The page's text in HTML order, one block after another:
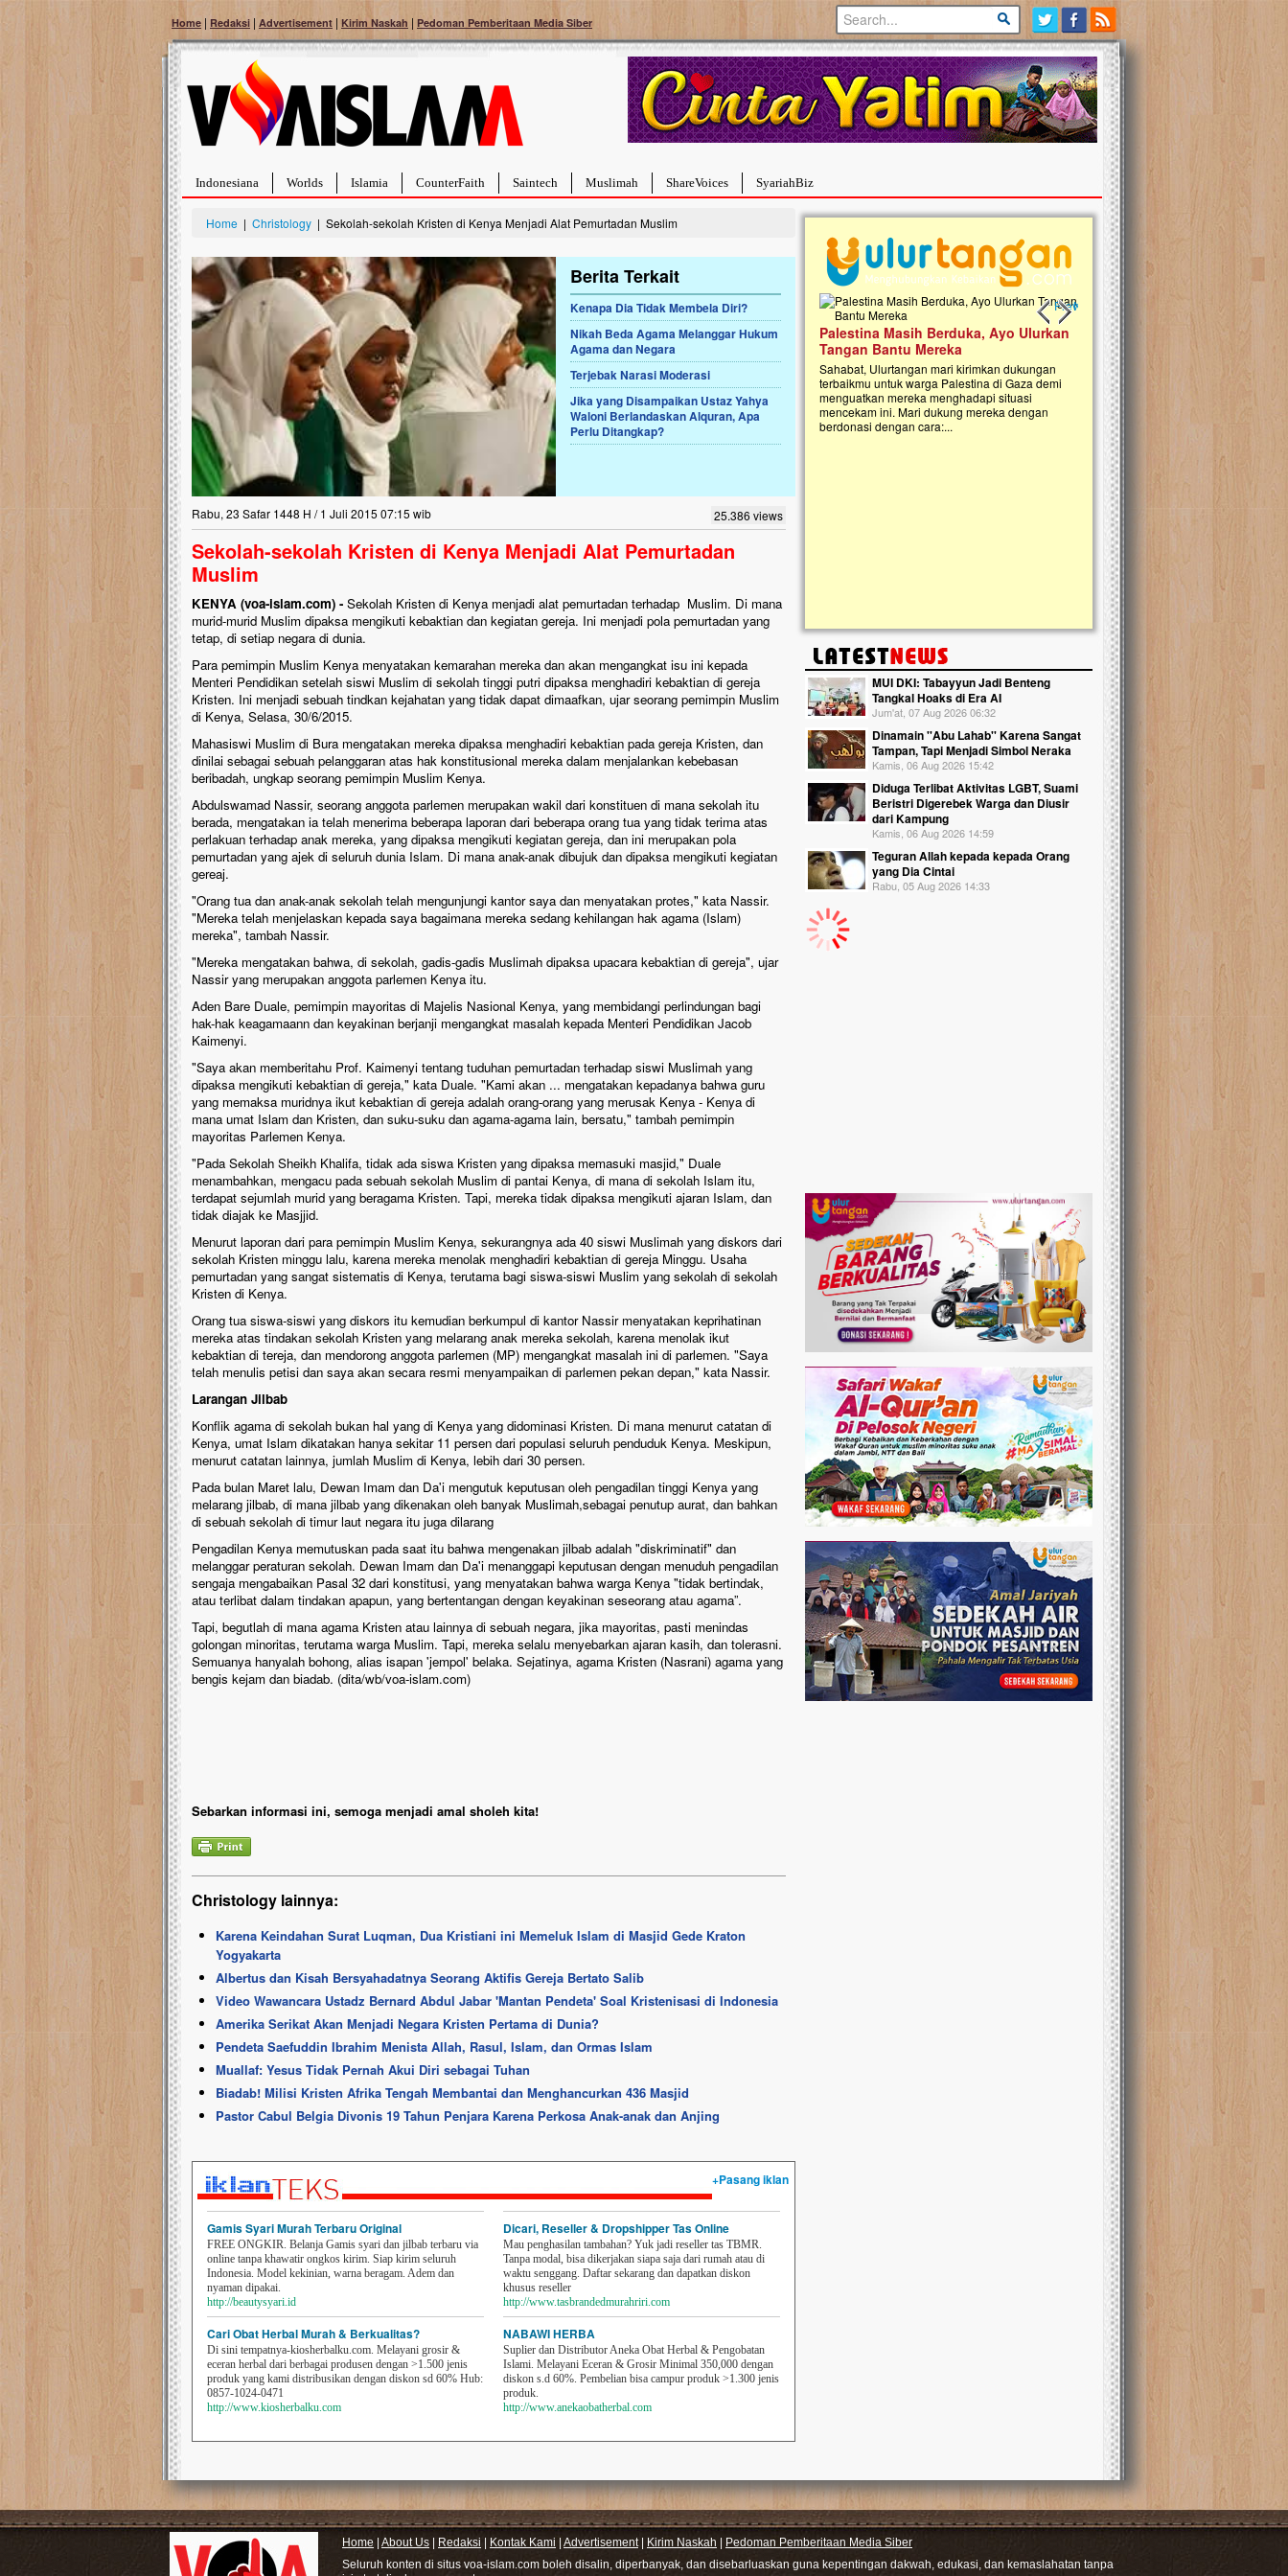
Home | Redaksi | Advertisement | Kirim Naskah | Pedoman Pemberitaan Media Siber
Indonesiana Worlds Islamia CounterFaith Saintech Muslimah ShareVoices SyariahBiz
Home | Christology | Sekolah-sekolah Kristen di Kenya Menjadi Alat Pemurtadan Muslim
Berita Terkait
Kenapa Dia Tidak Membela Diri?
Nikah Beda Agama Melanggar Hukum
Agama dan Negara
Terjebak Narasi Moderasi
Jika yang Disampaikan Ustaz Yahya
Waloni Berlandaskan Alquran, Apa
Perlu Ditangkap?
Rabu, 23 Safar 1448 H / 1 Juli 2015 07:15 wib 25.386 views
Sekolah-sekolah Kristen di Kenya Menjadi Alat Pemurtadan
Muslim
KENYA (voa-islam.com) - Sekolah Kristen di Kenya menjadi alat pemurtadan terhadap Muslim. Di mana
murid-murid Muslim dipaksa mengikuti kebaktian dan kegiatan gereja. Ini menjadi pola pemurtadan yang
tetap, di setiap negara di dunia.
Para pemimpin Muslim Kenya menyatakan kemarahan mereka dan akan mengangkat isu ini kepada
Menteri Pendidikan setelah siswi Muslim di sekolah tinggi putri dipaksa menghadiri kebaktian di gereja
Kristen. Ini menjadi sebuah tindkan kejahatan yang tidak dapat dimaafkan, ujar seorang pemimpin Muslim
di Kenya, Selasa, 30/6/2015.
Mahasiswi Muslim di Bura mengatakan mereka dipaksa menghadiri kebaktian pada gereja Kristen, dan
dinilai sebagai sebuah pelanggaran atas hak konstitusional mereka dalam menjalankan kebebasan
beribadah, ungkap seorang pemimpin Muslim Kenya.
Abdulswamad Nassir, seorang anggota parlemen merupakan wakil dari konstituen di mana sekolah itu
berada, mengatakan ia telah menerima beberapa laporan dari beberapa orang tua yang tidak terima atas
perlakuan terhadap anak mereka, yang dipaksa mengikuti kegiatan gereja, dan ini merupakan pola
pemurtadan yang ajek di seluruh dunia Islam. Di mana anak-anak dibujuk dan dipaksa mengikuti kegiatan
gereaj.
"Orang tua dan anak-anak sekolah telah mengunjungi kantor saya dan menyatakan protes," kata Nassir.
"Mereka telah menjelaskan kepada saya bagaimana mereka sedang kehilangan hak agama (Islam)
mereka", tambah Nassir.
"Mereka mengatakan bahwa, di sekolah, gadis-gadis Muslimah dipaksa upacara kebaktian di gereja", ujar
Nassir yang merupakan anggota parlemen Kenya itu.
Aden Bare Duale, pemimpin mayoritas di Majelis Nasional Kenya, yang membidangi perlindungan bagi
hak-hak keagamaann dan keyakinan berjanji mengangkat masalah kepada Menteri Pendidikan Jacob
Kaimenyi.
"Saya akan memberitahu Prof. Kaimenyi tentang tuduhan pemurtadan terhadap siswi Muslimah yang
dipaksa mengikuti kebaktian di gereja," kata Duale. "Kami akan ... mengatakan kepadanya bahwa guru
yang memaksa muridnya ikut kebaktian di gereja adalah orang-orang yang merusak Kenya - Kenya di
mana umat Islam dan Kristen, dan suku-suku dan agama-agama lain, bersatu," tambah pemimpin
mayoritas Parlemen Kenya.
"Pada Sekolah Sheikh Khalifa, tidak ada siswa Kristen yang dipaksa memasuki masjid," Duale
menambahkan, mengacu pada sebuah sekolah Muslim di pantai Kenya, di mana di sekolah Islam itu,
terdapat sejumlah murid yang beragama Kristen. Tapi, mereka tidak dipaksa mengikuti ajaran Islam, dan
tidak diajak ke Masjjid.
Menurut laporan dari para pemimpin Muslim Kenya, sekurangnya ada 40 siswi Muslimah yang diskors dari
sekolah Kristen minggu lalu, karena mereka menolak menghadiri kebaktian di gereja Minggu. Usaha
pemurtadan yang sangat sistematis di Kenya, terutama bagi siswa-siswi Muslim yang sekolah di sekolah
Kristen di Kenya.
Orang tua siswa-siswi yang diskors itu kemudian berkumpul di kantor Nassir menyatakan keprihatinan
mereka atas tindakan sekolah Kristen yang melarang anak mereka sekolah, karena menolak ikut
kebaktian di tereja, dan mendorong anggota parlemen (MP) mengangkat masalah ini di parlemen. "Saya
telah menulis petisi dan saya akan secara resmi menyampaikan di parlemen pekan depan," kata Nassir.
Larangan Jilbab
Konflik agama di sekolah bukan hal yang di Kenya yang didominasi Kristen. Di mana menurut catatan di
Kenya, umat Islam dikatakan hanya sekitar 11 persen dari populasi seluruh penduduk Kenya. Meskipun,
menurut catatan lainnya, jumlah Muslim di Kenya, lebih dari 30 persen.
Pada bulan Maret lalu, Dewan Imam dan Da'i mengutuk keputusan oleh pengadilan tinggi Kenya yang
melarang jilbab, di mana jilbab yang dikenakan oleh banyak Muslimah,sebagai penutup aurat, dan bahkan
di sebuah sekolah di timur laut negara itu juga dilarang
Pengadilan Kenya memutuskan pada saat itu bahwa mengenakan jilbab adalah "diskriminatif" dan
melanggar peraturan sekolah. Dewan Imam dan Da'i menanggapi keputusan dengan menuduh pengadilan
sengaja mengabaikan Pasal 32 dari konstitusi, yang menyatakan bahwa warga Kenya "tidak bertindak,
atau terlibat dalam tindakan apapun, yang bertentangan dengan keyakinan seseorang atau agama”.
Tapi, begutlah di mana agama Kristen atau lainnya di sebuah negara, jika mayoritas, pasti menindas
golongan minoritas, terutama warga Muslim. Tapi, mereka selalu menyebarkan ajaran kasih, dan tolerasni.
Semuanya hanyalah bohong, alias isapan 'jempol' belaka. Sejatinya, agama Kristen (Nasrani) agama yang
bengis kejam dan biadab. (dita/wb/voa-islam.com)
Sebarkan informasi ini, semoga menjadi amal sholeh kita!
Christology lainnya:
Karena Keindahan Surat Luqman, Dua Kristiani ini Memeluk Islam di Masjid Gede Kraton
Yogyakarta
Albertus dan Kisah Bersyahadatnya Seorang Aktifis Gereja Bertato Salib
Video Wawancara Ustadz Bernard Abdul Jabar 'Mantan Pendeta' Soal Kristenisasi di Indonesia
Amerika Serikat Akan Menjadi Negara Kristen Pertama di Dunia?
Pendeta Saefuddin Ibrahim Menista Allah, Rasul, Islam, dan Ormas Islam
Muallaf: Yesus Tidak Pernah Akui Diri sebagai Tuhan
Biadab! Milisi Kristen Afrika Tengah Membantai dan Menghancurkan 436 Masjid
Pastor Cabul Belgia Divonis 19 Tahun Penjara Karena Perkosa Anak-anak dan Anjing
+Pasang iklan
Gamis Syari Murah Terbaru Original
FREE ONGKIR. Belanja Gamis syari dan jilbab terbaru via
online tanpa khawatir ongkos kirim. Siap kirim seluruh
Indonesia. Model kekinian, warna beragam. Adem dan
nyaman dipakai.
http://beautysyari.id
Cari Obat Herbal Murah & Berkualitas?
Di sini tempatnya-kiosherbalku.com. Melayani grosir &
eceran herbal dari berbagai produsen dengan >1.500 jenis
produk yang kami distribusikan dengan diskon sd 60% Hub:
0857-1024-0471
http://www.kiosherbalku.com
Dicari, Reseller & Dropshipper Tas Online
Mau penghasilan tambahan? Yuk jadi reseller tas TBMR.
Tanpa modal, bisa dikerjakan siapa saja dari rumah atau di
waktu senggang. Daftar sekarang dan dapatkan diskon
khusus reseller
http://www.tasbrandedmurahriri.com
NABAWI HERBA
Suplier dan Distributor Aneka Obat Herbal & Pengobatan
Islami. Melayani Eceran & Grosir Minimal 350,000 dengan
diskon s.d 60%. Pembelian bisa campur produk >1.300 jenis
produk.
http://www.anekaobatherbal.com
Previous slide
Next slide
Bantu Naura, Balita Hebat Sembuh Dari
Tumor Pembuluh Darah
Hidup Naura Salsabila dipenuhi dengan
rintangan yang sangat berat. Meskipun baru
berusia sepuluh bulan, bayi yang imut ini harus
menghadapi penyakit yang dahsyat, yaitu tumor
pembuluh darah berukuran...
Nasib masjid di Kampung Cilumbu ini sungguh
mengenaskan. Lima tahun mangkrak, kini nyaris
berlumut, dan menghitam terpapar panas dan
Palestina Masih Berduka, Ayo Ulurkan
Tangan Bantu Mereka
Sahabat, Ulurtangan mari kirimkan dukungan
terbaikmu untuk warga Palestina di Gaza demi
menguatkan mereka menghadapi situasi
mencekam ini. Mari dukung mereka dengan
berdonasi dengan cara:...
Open Donasi Wakaf
Rumah Qur'an & TK Islam
Najjah di Jonggol
Saat ini, Ulurtangan bersama Yayasan
Najjahtul Islam Jonggol sedang merintis
pembangunan Rumah Qur’an dan
kanak Islam Terpadu (TKIT) An Najjah
Gedung Majelis Taklim di Jonggol,...
MUI DKI: Tabayyun Jadi Benteng
Tangkal Hoaks di Era AI
Jum'at, 07 Aug 2026 06:32
Dinamain ''Abu Lahab'' Karena Sangat
Tampan, Tapi Menjadi Simbol Neraka
Kamis, 06 Aug 2026 15:42
Diduga Terlibat Aktivitas LGBT, Suami
Beristri Digerebek Warga dan Diusir
dari Kampung
Kamis, 06 Aug 2026 14:59
Teguran Allah kepada kepada Orang
yang Dia Cintai
Rabu, 05 Aug 2026 14:33
Home About Us Redaksi Kontak Kami Advertisement| Kirim Naskah
Pedoman Pemberitaan Media Siber
Seluruh konten di situs voa-islam.com boleh disalin, diperbanyak, dan disebarluaskan guna kepentingan dakwah, edukasi, dan kemaslahatan tanpa